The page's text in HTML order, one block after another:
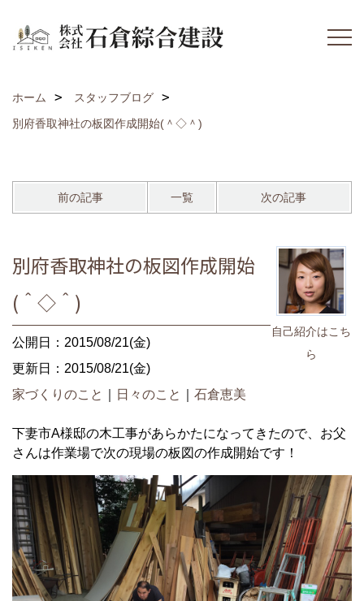
ホーム
スタッフブログ
別府香取神社の板図作成開始(＾◇＾)
前の記事 一覧 次の記事
自己紹介はこち
ら
別府香取神社の板図作成開始
(＾◇＾)
公開日：2015/08/21(金)
更新日：2015/08/21(金)
家づくりのこと
日々のこと 石倉恵美
下妻市A様邸の木工事があらかたになってきたので、お父
さんは作業場で次の現場の板図の作成開始です！